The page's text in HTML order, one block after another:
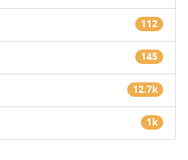
112
145
12.7k
1k